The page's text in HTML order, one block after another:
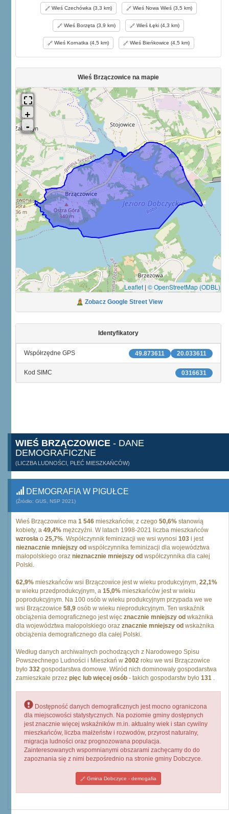
Wieś Czechówka (3,3 km) Wieś Nowa Wieś (3,5 km)
Wieś Borzęta (3,9 km) Wieś Łęki (4,3 km)
Wieś Kornatka (4,5 km) Wieś Bieńkowice (4,5 km)
Wieś Brzączowice na mapie
Leaflet | © OpenStreetMap (ODBL)
Zobacz Google Street View
Identyfikatory
20.033611
49.873611
Współrzędne GPS
0316631
Kod SIMC
WIEŚ BRZĄCZOWICE - DANE
DEMOGRAFICZNE
(LICZBA LUDNOŚCI, PŁEĆ MIESZKAŃCÓW)
DEMOGRAFIA W PIGUŁCE
(Źródło: GUS, NSP 2021)
Wieś Brzączowice ma 1 546 mieszkańców, z czego 50,6% stanowią
kobiety, a 49,4% mężczyźni. W latach 1998-2021 liczba mieszkańców
wzrosła o 25,7%. Współczynnik feminizacji we wsi wynosi 103 i jest
nieznacznie mniejszy od współczynnika feminizacji dla województwa
małopolskiego oraz nieznacznie mniejszy od współczynnika dla całej
Polski.
62,9% mieszkańców wsi Brzączowice jest w wieku produkcyjnym, 22,1%
w wieku przedprodukcyjnym, a 15,0% mieszkańców jest w wieku
poprodukcyjnym. Na 100 osób w wieku produkcyjnym przypada we we
wsi Brzączowice 58,9 osób w wieku nieprodukcyjnym. Ten wskaźnik
obciążenia demograficznego jest więc znacznie mniejszy od wkażnika
dla województwa małopolskiego oraz znacznie mniejszy od wskażnika
obciążenia demograficznego dla całej Polski.
Według danych archiwalnych pochodzących z Narodowego Spisu
Powszechnego Ludności i Mieszkań w 2002 roku we wsi Brzączowice
było 332 gospodarstwa domowe. Wśród nich dominowały gospodarstwa
zamieszkałe przez pięc lub więcej osób - takich gospodarstw było 131 .
Dostępność danych demograficznych jest mocno ograniczona
dla miejscowości statystycznych. Na poziomie gminy dostępnych
jest znacznie więcej wskaźników m.in. aktualny wiek i stan cywilny
mieszkańców, liczba małżeństw i rozwodów, przyrost naturalny,
migracja ludności oraz prognozowana populacja.
Zainteresowanych wspomnianymi obszarami zachęcamy do do
zapoznania się z nimi bezpośrednio na stronie gminy Dobczyce.
Gmina Dobczyce - demogafia